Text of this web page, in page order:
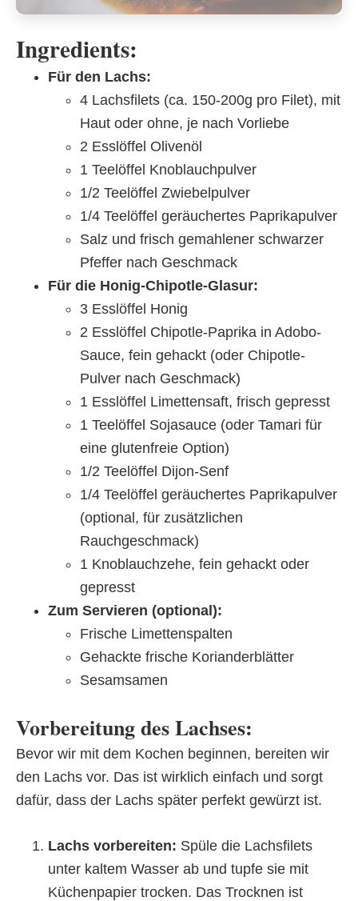
Ingredients:
Für den Lachs:
4 Lachsfilets (ca. 150-200g pro Filet), mit
Haut oder ohne, je nach Vorliebe
2 Esslöffel Olivenöl
1 Teelöffel Knoblauchpulver
1/2 Teelöffel Zwiebelpulver
1/4 Teelöffel geräuchertes Paprikapulver
Salz und frisch gemahlener schwarzer
Pfeffer nach Geschmack
Für die Honig-Chipotle-Glasur:
3 Esslöffel Honig
2 Esslöffel Chipotle-Paprika in Adobo-
Sauce, fein gehackt (oder Chipotle-
Pulver nach Geschmack)
1 Esslöffel Limettensaft, frisch gepresst
1 Teelöffel Sojasauce (oder Tamari für
eine glutenfreie Option)
1/2 Teelöffel Dijon-Senf
1/4 Teelöffel geräuchertes Paprikapulver
(optional, für zusätzlichen
Rauchgeschmack)
1 Knoblauchzehe, fein gehackt oder
gepresst
Zum Servieren (optional):
Frische Limettenspalten
Gehackte frische Korianderblätter
Sesamsamen
Vorbereitung des Lachses:
Bevor wir mit dem Kochen beginnen, bereiten wir
den Lachs vor. Das ist wirklich einfach und sorgt
dafür, dass der Lachs später perfekt gewürzt ist.
Lachs vorbereiten: Spüle die Lachsfilets
unter kaltem Wasser ab und tupfe sie mit
Küchenpapier trocken. Das Trocknen ist